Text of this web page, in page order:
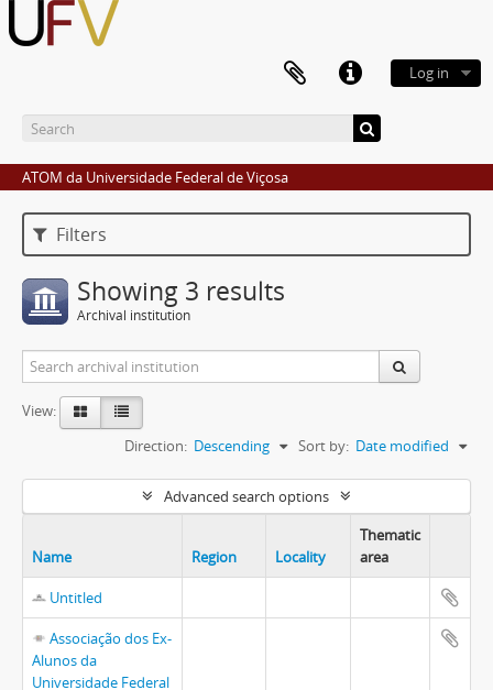
Log in
ATOM da Universidade Federal de Viçosa
Filters
Showing 3 results
Archival institution
View:
Sort by: Date modified
Direction: Descending
Advanced search options
Name Region Locality
Thematic
area
Untitled
Associação dos Ex-
Alunos da
Universidade Federal